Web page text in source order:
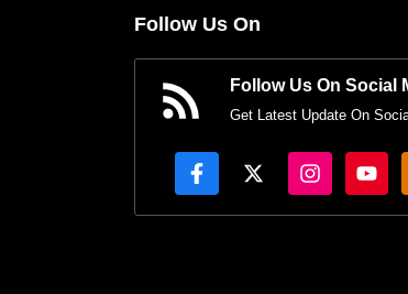
Follow Us On
Follow Us On Social
Get Latest Update On